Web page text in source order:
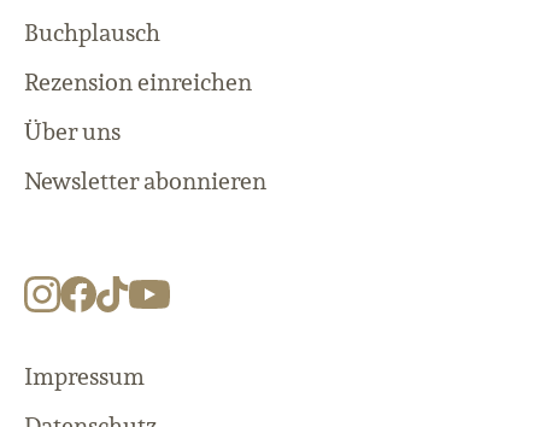
Buchplausch
Rezension einreichen
Über uns
Newsletter abonnieren
Impressum